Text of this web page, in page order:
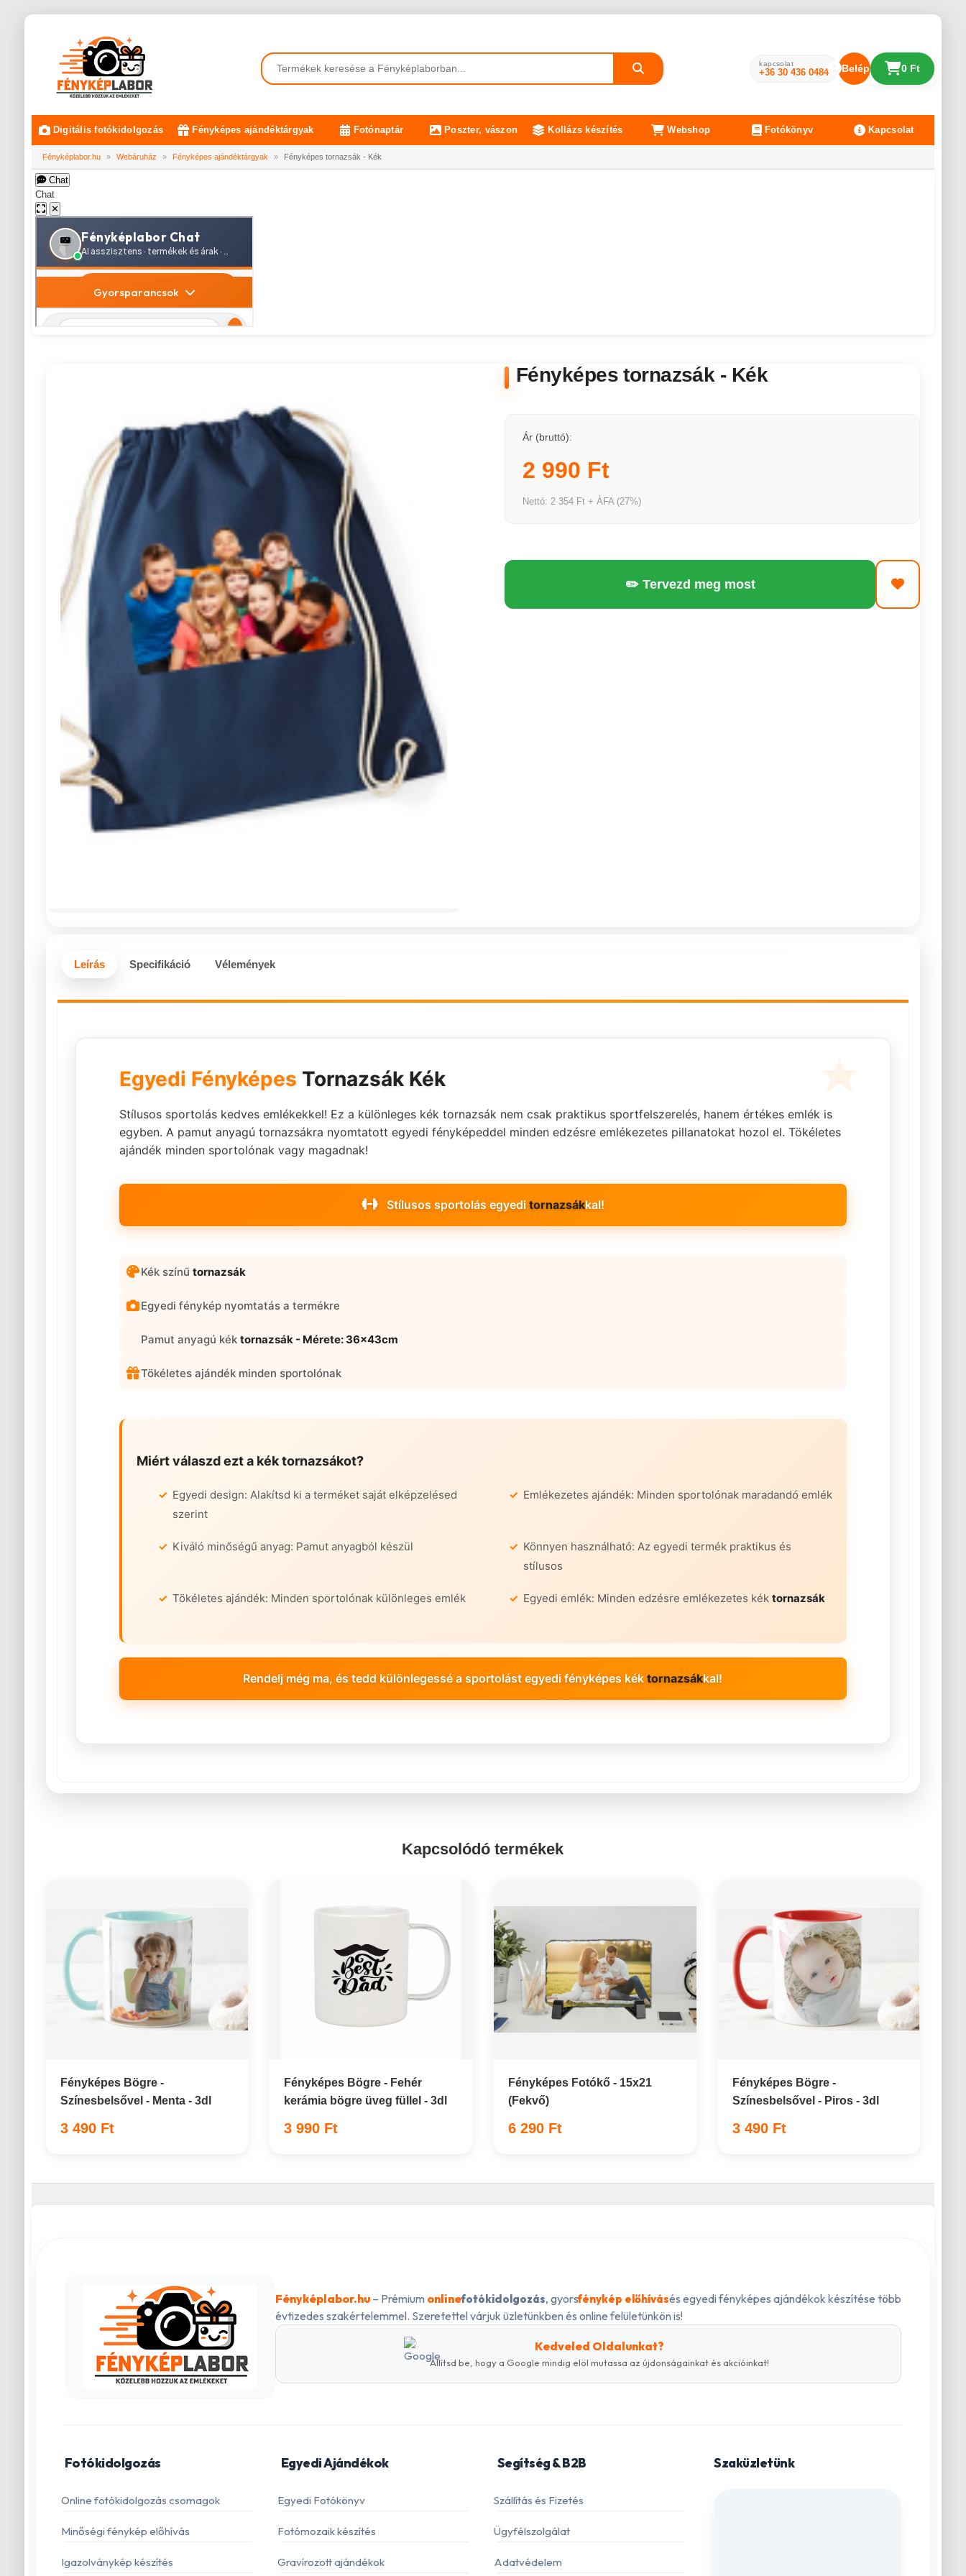
kapcsolat
+36 30 436 0484 Belépés 0 Ft
Digitális fotókidolgozás Fényképes ajándéktárgyak Fotónaptár Poszter, vászon Kollázs készítés Webshop Fotókönyv Kapcsolat
Fényképlabor.hu » Webáruház » Fényképes ajándéktárgyak » Fényképes tornazsák - Kék
Chat
Chat
✕
Fényképes tornazsák - Kék
Ár (bruttó):
2 990 Ft
Nettó: 2 354 Ft + ÁFA (27%)
✏️ Tervezd meg most
Leírás Specifikáció Vélemények
Egyedi Fényképes Tornazsák Kék
Stílusos sportolás kedves emlékekkel! Ez a különleges kék tornazsák nem csak praktikus sportfelszerelés, hanem értékes emlék is
egyben. A pamut anyagú tornazsákra nyomtatott egyedi fényképeddel minden edzésre emlékezetes pillanatokat hozol el. Tökéletes
ajándék minden sportolónak vagy magadnak!
Stílusos sportolás egyedi tornazsákkal!
Kék színű tornazsák
Egyedi fénykép nyomtatás a termékre
Pamut anyagú kék tornazsák - Mérete: 36x43cm
Tökéletes ajándék minden sportolónak
Miért válaszd ezt a kéktornazsákot?
Egyedi design: Alakítsd ki a terméket saját elképzelésed
szerint
Emlékezetes ajándék: Minden sportolónak maradandó emlék
Kiváló minőségű anyag: Pamut anyagból készül
Könnyen használható: Az egyedi termék praktikus és
stílusos
Tökéletes ajándék: Minden sportolónak különleges emlék Egyedi emlék: Minden edzésre emlékezetes kék tornazsák
Rendelj még ma, és tedd különlegessé a sportolást egyedi fényképes kéktornazsákkal!
Kapcsolódó termékek
Fényképes Bögre -
Színesbelsővel - Menta - 3dl
3 490 Ft
Fényképes Bögre - Fehér
kerámia bögre üveg füllel - 3dl
3 990 Ft
Fényképes Fotókő - 15x21
(Fekvő)
6 290 Ft
Fényképes Bögre -
Színesbelsővel - Piros - 3dl
3 490 Ft
Fényképlabor.hu– Prémium onlinefotókidolgozás, gyorsfénykép előhívásés egyedi fényképes ajándékok készítése több
évtizedes szakértelemmel. Szeretettel várjuk üzletünkben és online felületünkön is!
Kedveled Oldalunkat?
Állítsd be, hogy a Google mindig elöl mutassa az újdonságainkat és akcióinkat!
Fotókidolgozás
Online fotókidolgozás csomagok
Minőségi fénykép előhívás
Igazolványkép készítés
Egyedi Ajándékok
Egyedi Fotókönyv
Fotómozaik készítés
Gravírozott ajándékok
Segítség & B2B
Szállítás és Fizetés
Ügyfélszolgálat
Adatvédelem
Szaküzletünk